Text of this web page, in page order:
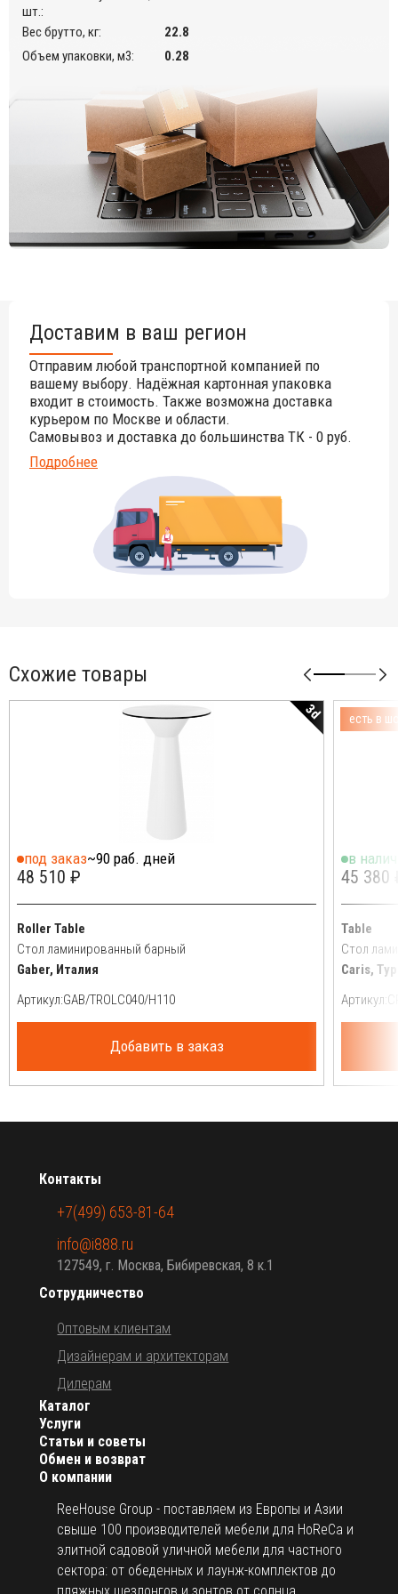
ударам, химическим веществам и нагреву.
Возможные цвета указаны в палитре на сайте.
Подробнее ознакомиться с палитрой фабрики Gaber.
Возможен заказ модели с Led подсветкой.
Открыть технические характеристики.
Инструкция по разборке
Инструкция по уходу.
Цены на другие модели Вы можете уточнить у
менеджеров.
шт.:
Вес брутто, кг:
22.8
Объем упаковки, м3:
0.28
Доставим в ваш регион
Отправим любой транспортной компанией по
вашему выбору. Надёжная картонная упаковка
входит в стоимость. Также возможна доставка
курьером по Москве и области.
Самовывоз и доставка до большинства ТК - 0 руб.
Подробнее
Схожие товары
3d
под заказ~90 раб. дней
48 510 ₽
Roller Table
Стол ламинированный барный
Gaber, Италия
Артикул:
Добавить в заказ
есть в
в
45 380
Table
Стол
Caris,
Артикул:
О компании
ReeHouse Group - поставляем из Европы и Азии
свыше 100 производителей мебели для HoReCa и
элитной садовой уличной мебели для частного
сектора: от обеденных и лаунж-комплектов до
Каталог
Услуги
Статьи и советы
Обмен и возврат
Сотрудничество
Оптовым клиентам
Дизайнерам и архитекторам
Дилерам
Контакты
+7(499) 653-81-64
info@i888.ru
127549, г. Москва, Бибиревская, 8 к.1